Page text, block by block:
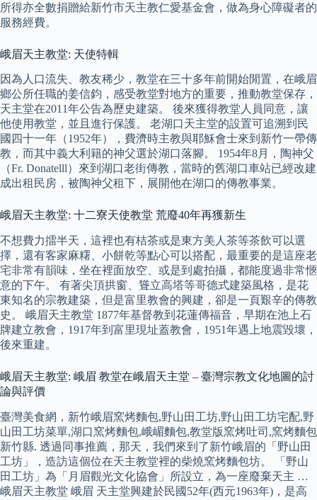
所得亦全數捐贈給新竹市天主教仁愛基金會，做為身心障礙者的
服務經費。
峨眉天主教堂: 天使特輯
因為人口流失、教友稀少，教堂在三十多年前開始閒置，在峨眉
鄉公所任職的姜信鈞，感受教堂對地方的重要，推動教堂保存，
天主堂在2011年公告為歷史建築。 後來獲得教堂人員同意，讓
他使用教堂，並且進行保護。 老湖口天主堂的設置可追溯到民
國四十一年（1952年），費濟時主教與耶穌會士來到新竹一帶傳
教，而其中義大利籍的神父選於湖口落腳。 1954年8月，陶神父
（Fr. Donatelll）來到湖口老街傳教，當時的舊湖口車站已經改建
成出租民房，被陶神父租下，展開他在湖口的傳教事業。
峨眉天主教堂: 十二寮天使教堂 荒廢40年再獲新生
不想費力擂半天，這裡也有桔茶或是東方美人茶等茶飲可以選
擇，還有客家麻糬、小餅乾等點心可以搭配，最重要的是這座老
宅非常有韻味，坐在裡面放空、或是到處拍攝，都能度過非常愜
意的下午。 有著尖頂拱窗、聳立高塔等哥德式建築風格，是花
東知名的宗教建築，但是富里教會的興建，卻是一頁艱辛的傳教
史。 峨眉天主教堂 1877年基督教到花蓮傳福音，早期在池上石
牌建立教會，1917年到富里現址蓋教會，1951年遇上地震毀壞，
後來重建。
峨眉天主教堂: 峨眉 教堂在峨眉天主堂 – 臺灣宗教文化地圖的討
論與評價
臺灣美食網，新竹峨眉窯烤麵包,野山田工坊,野山田工坊宅配,野
山田工坊菜單,湖口窯烤麵包,峨嵋麵包,教堂版窯烤吐司,窯烤麵包
新竹縣. 透過同事推薦，那天，我們來到了新竹峨眉的「野山田
工坊」，造訪這個位在天主教堂裡的柴燒窯烤麵包坊。 「野山
田工坊」為「月眉觀光文化協會」所設立，為一座廢棄天主 …
峨眉天主教堂 峨眉 天主堂興建於民國52年(西元1963年)，是高